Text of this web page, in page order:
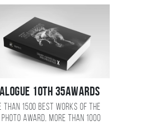
10TH 35AWARDS
than 1500 best works of the
photo award, more than 1000